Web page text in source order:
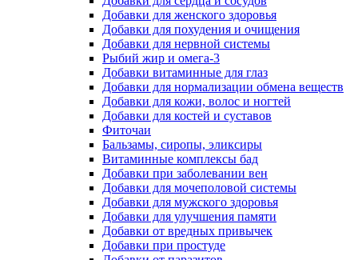
Добавки для женского здоровья
Добавки для похудения и очищения
Добавки для нервной системы
Рыбий жир и омега-3
Добавки витаминные для глаз
Добавки для нормализации обмена веществ
Добавки для кожи, волос и ногтей
Добавки для костей и суставов
Фиточаи
Бальзамы, сиропы, эликсиры
Витаминные комплексы бад
Добавки при заболевании вен
Добавки для мочеполовой системы
Добавки для мужского здоровья
Добавки для улучшения памяти
Добавки от вредных привычек
Добавки при простуде